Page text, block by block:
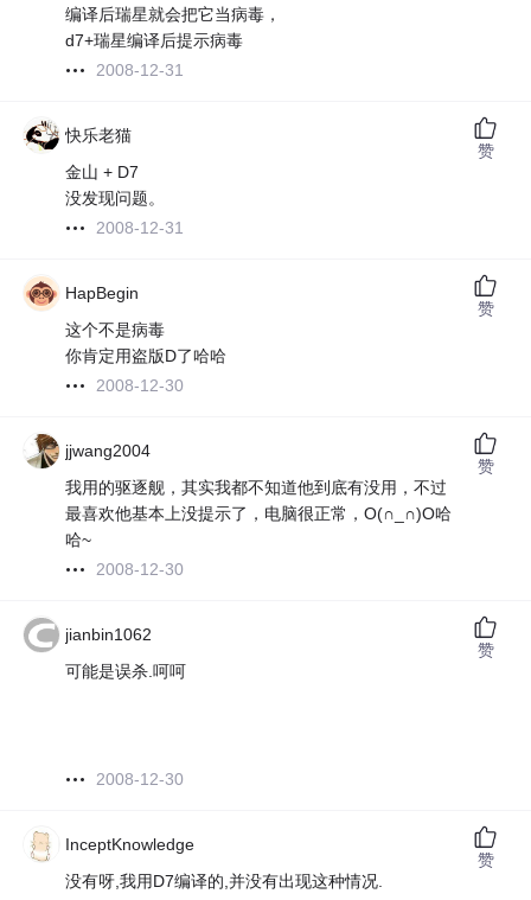
编译后瑞星就会把它当病毒，
d7+瑞星编译后提示病毒
2008-12-31
快乐老猫
金山 + D7
没发现问题。
2008-12-31
赞
HapBegin
这个不是病毒
你肯定用盗版D了哈哈
2008-12-30
赞
jjwang2004
我用的驱逐舰，其实我都不知道他到底有没用，不过
最喜欢他基本上没提示了，电脑很正常，O(∩_∩)O哈
哈~
2008-12-30
赞
jianbin1062
可能是误杀.呵呵
2008-12-30
赞
InceptKnowledge
没有呀,我用D7编译的,并没有出现这种情况.
赞